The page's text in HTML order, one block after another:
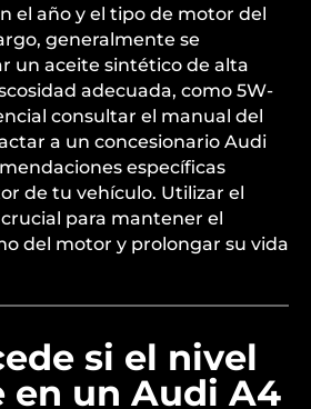
el año y el tipo de motor del
generalmente se
un aceite sintético de alta
adecuada, como 5W-
consultar el manual del
a un concesionario Audi
específicas
de tu vehículo. Utilizar el
para mantener el
del motor y prolongar su vida
si el nivel
en un Audi A4